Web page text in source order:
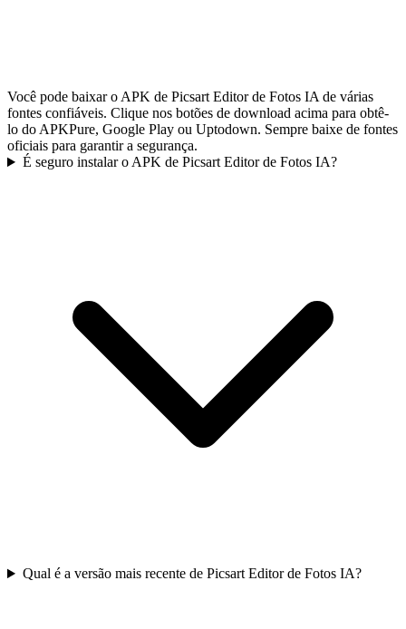
Você pode baixar o APK de Picsart Editor de Fotos IA de várias
fontes confiáveis. Clique nos botões de download acima para obtê-
lo do APKPure, Google Play ou Uptodown. Sempre baixe de fontes
oficiais para garantir a segurança.
É seguro instalar o APK de Picsart Editor de Fotos IA?
Qual é a versão mais recente de Picsart Editor de Fotos IA?